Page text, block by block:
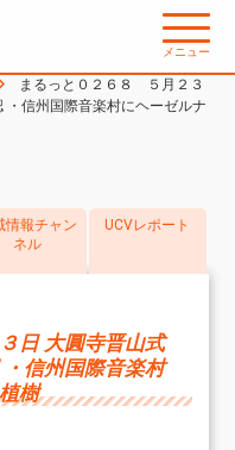
メニュー
まるっと０２６８ ５月２３
・信州国際音楽村にヘーゼルナ
情報チャン
ネル
UCVレポート
日 大圓寺晋山式
信州国際音楽村
樹